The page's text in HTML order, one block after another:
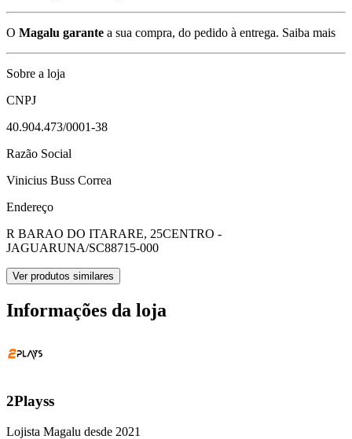
O Magalu garante a sua compra, do pedido à entrega. Saiba mais
Sobre a loja
CNPJ
40.904.473/0001-38
Razão Social
Vinicius Buss Correa
Endereço
R BARAO DO ITARARE, 25CENTRO -
JAGUARUNA/SC88715-000
Ver produtos similares
Informações da loja
2Playss
Lojista Magalu desde 2021